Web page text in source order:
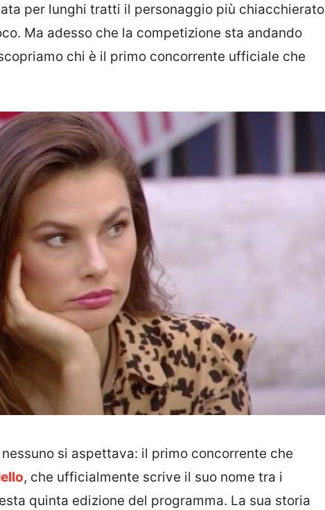
per lunghi tratti il personaggio più chiacchierato
Ma adesso che la competizione sta andando
chi è il primo concorrente ufficiale che
si aspettava: il primo concorrente che
, che ufficialmente scrive il suo nome tra i
quinta edizione del programma. La sua storia